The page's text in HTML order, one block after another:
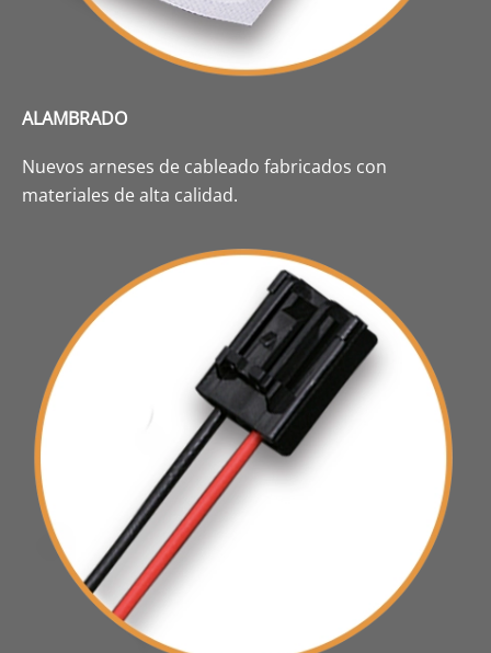
ALAMBRADO
Nuevos arneses de cableado fabricados con
materiales de alta calidad.